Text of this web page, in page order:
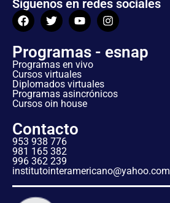
Síguenos en redes sociales
Programas - esnap
Programas en vivo
Cursos virtuales
Diplomados virtuales
Programas asincrónicos
Cursos oin house
Contacto
953 938 776
981 165 382
996 362 239
institutointeramericano@yahoo.com